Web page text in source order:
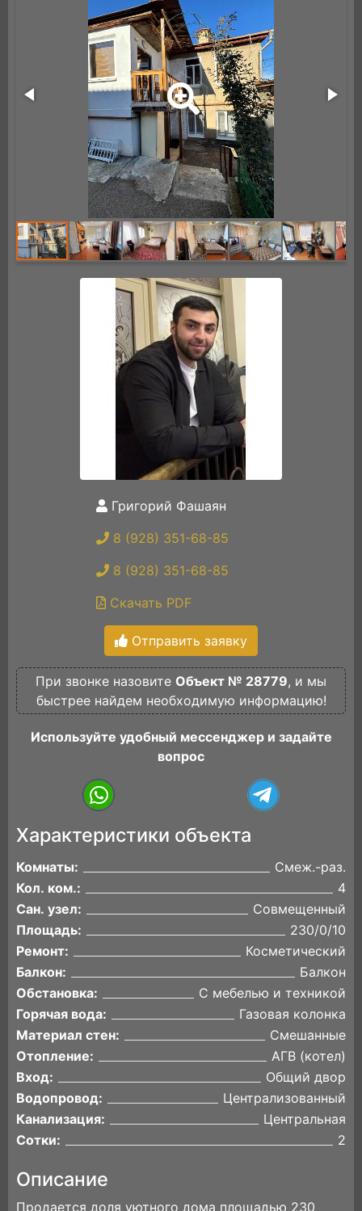
Григорий Фашаян
8 (928) 351-68-85
8 (928) 351-68-85
Скачать PDF
Отправить заявку
При звонке назовите Объект № 28779, и мы
быстрее найдем необходимую информацию!
Используйте удобный мессенджер и задайте
вопрос
Характеристики объекта
Комнаты:
Смеж.-раз.
Кол. ком.:
4
Сан. узел:
Совмещенный
Площадь:
230/0/10
Ремонт:
Косметический
Балкон:
Балкон
Обстановка:
С мебелью и техникой
Горячая вода:
Газовая колонка
Материал стен:
Смешанные
Отопление:
АГВ (котел)
Вход:
Общий двор
Водопровод:
Централизованный
Канализация:
Центральная
Сотки:
2
Описание
Продается доля уютного дома площадью 230